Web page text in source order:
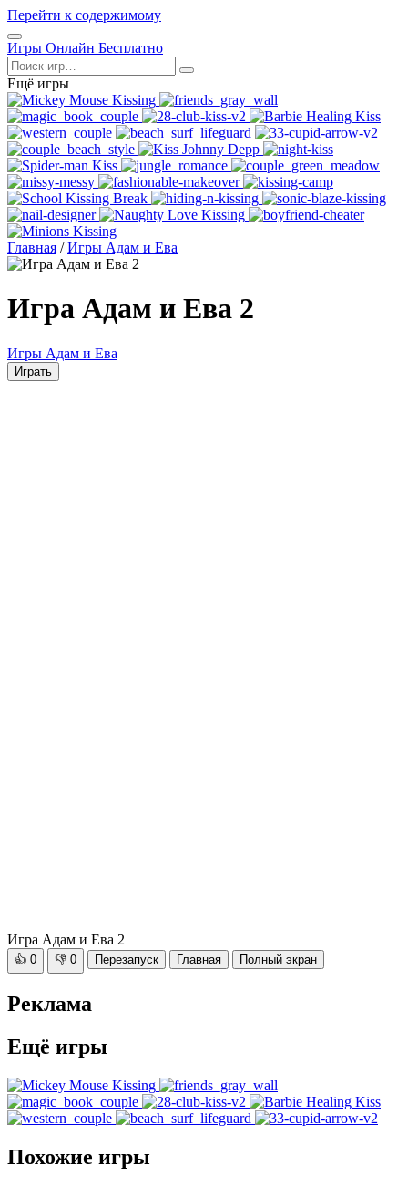
Перейти к содержимому
Открыть
меню
Игры Онлайн Бесплатно
Поиск
Ещё игры
Главная / Игры Адам и Ева
Игра Адам и Ева 2
Игры Адам и Ева
Играть
Игра Адам и Ева 2
👍 0 👎 0 Перезапуск Главная Полный экран
Реклама
Ещё игры
Похожие игры